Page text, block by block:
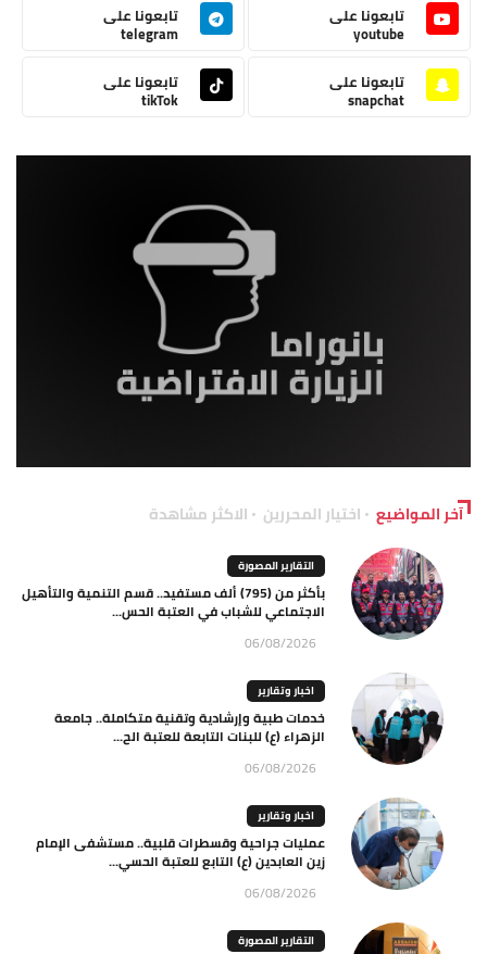
تابعونا على
youtube
تابعونا على
telegram
تابعونا على
snapchat
تابعونا على
tikTok
آخر المواضيع اختيار المحررين الاكثر مشاهدة
التقارير المصورة
بأكثر من (795) ألف مستفيد.. قسم التنمية والتأهيل
الاجتماعي للشباب في العتبة الحس...
06/08/2026
اخبار وتقارير
خدمات طبية وإرشادية وتقنية متكاملة.. جامعة
الزهراء (ع) للبنات التابعة للعتبة الح...
06/08/2026
اخبار وتقارير
عمليات جراحية وقسطرات قلبية.. مستشفى الإمام
زين العابدين (ع) التابع للعتبة الحسي...
06/08/2026
التقارير المصورة